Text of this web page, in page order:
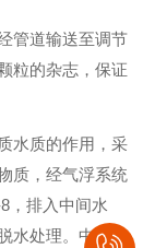
管道输送至调节
粒的杂志，保证
水质的作用，采
质，经气浮系统
，排入中间水
水处理。中间水